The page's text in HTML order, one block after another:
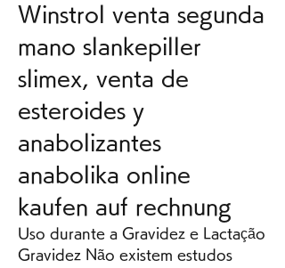
Winstrol venta segunda
mano slankepiller
slimex, venta de
esteroides y
anabolizantes
anabolika online
kaufen auf rechnung
Uso durante a Gravidez e Lactação
Gravidez Não existem estudos